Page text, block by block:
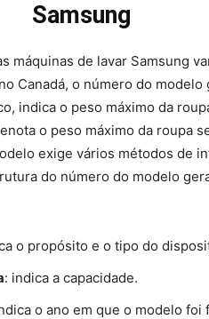
Samsung
máquinas de lavar Samsung
Canadá, o número do
indica o peso máximo da
o peso máximo da roupa
exige vários métodos de
do número do modelo
o propósito e o tipo do
: indica a capacidade.
o ano em que o modelo foi